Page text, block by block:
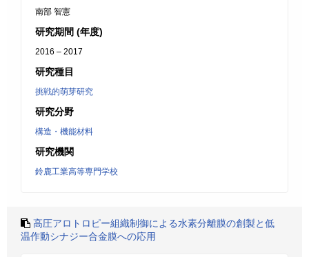
南部 智憲
研究期間 (年度)
2016 – 2017
研究種目
挑戦的萌芽研究
研究分野
構造・機能材料
研究機関
鈴鹿工業高等専門学校
高圧アロトロピー組織制御による水素分離膜の創製と低
温作動シナジー合金膜への応用